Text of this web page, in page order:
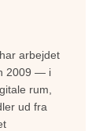
arbejdet
2009 — i
rum,
ud fra